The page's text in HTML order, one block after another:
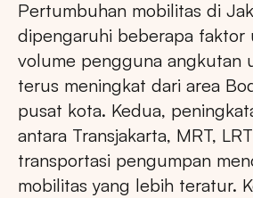
Pertumbuhan mobilitas di
dipengaruhi beberapa faktor
volume pengguna angkutan
terus meningkat dari area
pusat kota. Kedua,
antara Transjakarta, MRT,
transportasi pengumpan
mobilitas yang lebih teratur.